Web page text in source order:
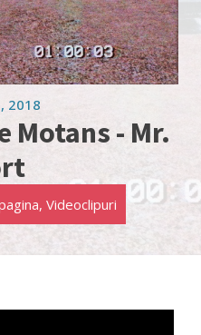
2018
Motans - Mr.
, Videoclipuri